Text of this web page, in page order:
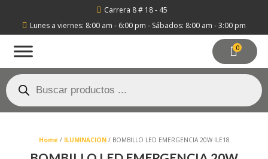
 Carrera 8 # 18 - 45
 Lunes a viernes: 8:00 am - 6:00 pm - Sábados: 8:00 am - 3:00 pm
0
Búsqueda
de
productos
Home / ILUMINACION/ BOMBILLO LED EMERGENCIA 20W ILE18